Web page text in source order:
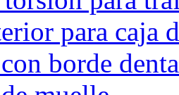
para caja
borde